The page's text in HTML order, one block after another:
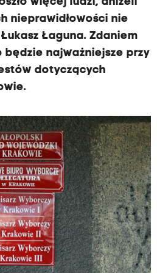
nieprawidłowości nie
Łaguna. Zdaniem
będzie najważniejsze przy
dotyczących